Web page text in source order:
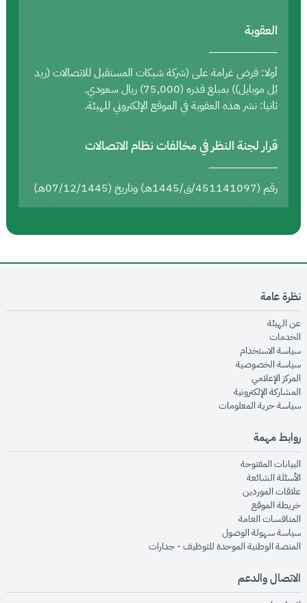
العقوبة
أولا: فرض غرامة على (شركة شبكات المستقبل للاتصالات (ريد
بُل موبايل)) بمبلغ قدره (75,000) ريال سعودي.
ثانيا: نشر هذه العقوبة في الموقع الإلكتروني للهيئة.
قرار لجنة النظر في مخالفات نظام الاتصالات
رقم (451141097/ق/1445هـ) وتاريخ (07/12/1445هـ)
نظرة عامة
عن الهيئةopens in new window
الخدماتopens in new window
سياسة الاستخدام
سياسة الخصوصيةopens in new window
المركز الإعلاميopens in new window
المشاركة الإلكترونيةopens in new window
سياسة حرية المعلوماتopens in new window
روابط مهمة
البيانات المفتوحةopens in new window
الأسئلة الشائعةopens in new window
علاقات الموردينopens in new window
خريطة الموقعopens in new window
المنافسات العامةopens in new window
سياسة سهولة الوصولopens in new window
المنصة الوطنية الموحدة للتوظيف - جداراتopens in new window
الاتصال والدعم